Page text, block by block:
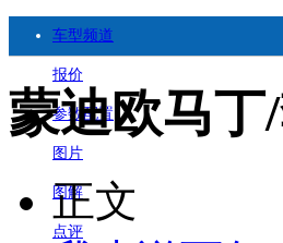
车型频道
报价
参数配置
图片
图解
点评
蒙迪欧马丁
正文